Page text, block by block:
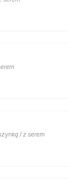
/ z serem